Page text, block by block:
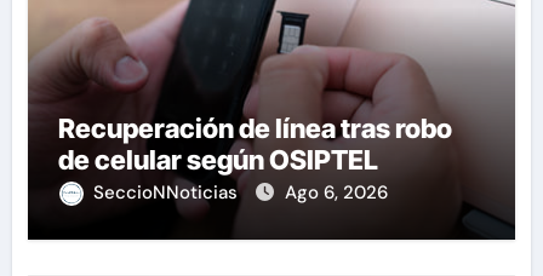
Recuperación de línea tras robo
de celular según OSIPTEL
SeccioNNoticias Ago 6, 2026